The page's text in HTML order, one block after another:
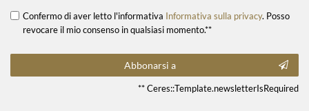
Confermo di aver letto l'informativa Informativa sulla privacy. Posso
revocare il mio consenso in qualsiasi momento.**
Abbonarsi a
** Ceres::Template.newsletterIsRequired